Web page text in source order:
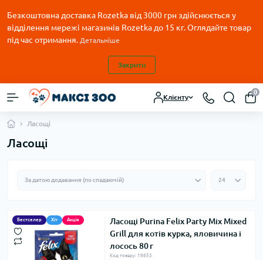
Безкоштовна доставка Rozetka від 3000 грн здійснюється у
відділення мережі магазинів Rozetka до 15 кг. Оглядайте товар
під час отримання. Детальніше
Закрити
Клієнту
0
Ласощі
Ласощі
Бестселер Хіт Акція
Ласощі Purina Felix Party Mix Mixed
Grill для котів курка, яловичина і
лосось 80 г
Код товару: 18653